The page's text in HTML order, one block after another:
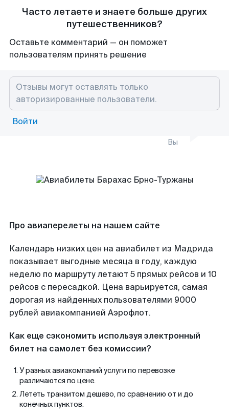
Часто летаете и знаете больше других
путешественников?
Оставьте комментарий — он поможет
пользователям принять решение
Войти
Вы
Про авиаперелеты на нашем сайте
Календарь низких цен на авиабилет из Мадрида
показывает выгодные месяца в году, каждую
неделю по маршруту летают 5 прямых рейсов и 10
рейсов с пересадкой. Цена варьируется, самая
дорогая из найденных пользователями 9000
рублей авиакомпанией Аэрофлот.
Как еще сэкономить используя электронный
билет на самолет без комиссии?
У разных авиакомпаний услуги по перевозке
различаются по цене.
Лететь транзитом дешево, по сравнению от и до
конечных пунктов.